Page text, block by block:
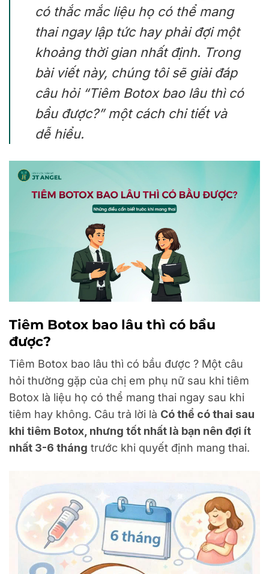
có thắc mắc liệu họ có thể mang
thai ngay lập tức hay phải đợi một
khoảng thời gian nhất định. Trong
bài viết này, chúng tôi sẽ giải đáp
câu hỏi “Tiêm Botox bao lâu thì có
bầu được?” một cách chi tiết và
dễ hiểu.
Tiêm Botox bao lâu thì có bầu
được?
Tiêm Botox bao lâu thì có bầu được ? Một câu
hỏi thường gặp của chị em phụ nữ sau khi tiêm
Botox là liệu họ có thể mang thai ngay sau khi
tiêm hay không. Câu trả lời là Có thể có thai sau
khi tiêm Botox, nhưng tốt nhất là bạn nên đợi ít
nhất 3-6 tháng trước khi quyết định mang thai.